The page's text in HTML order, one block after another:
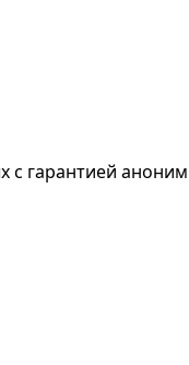
с гарантией